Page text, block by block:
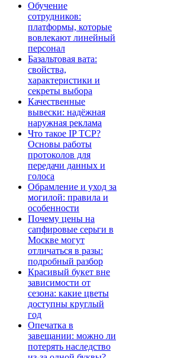
Обучение
сотрудников:
платформы, которые
вовлекают линейный
персонал
Базальтовая вата:
свойства,
характеристики и
секреты выбора
Качественные
вывески: надёжная
наружная реклама
Что такое IP TCP?
Основы работы
протоколов для
передачи данных и
голоса
Обрамление и уход за
могилой: правила и
особенности
Почему цены на
сапфировые серьги в
Москве могут
отличаться в разы:
подробный разбор
Красивый букет вне
зависимости от
сезона: какие цветы
доступны круглый
год
Опечатка в
завещании: можно ли
потерять наследство